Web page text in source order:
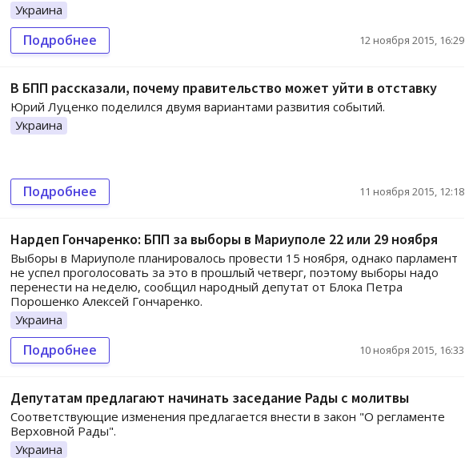
Украина
Подробнее 12 ноября 2015, 16:29
В БПП рассказали, почему правительство может уйти в отставку
Юрий Луценко поделился двумя вариантами развития событий.
Украина
Подробнее 11 ноября 2015, 12:18
Нардеп Гончаренко: БПП за выборы в Мариуполе 22 или 29 ноября
Выборы в Мариуполе планировалось провести 15 ноября, однако парламент
не успел проголосовать за это в прошлый четверг, поэтому выборы надо
перенести на неделю, сообщил народный депутат от Блока Петра
Порошенко Алексей Гончаренко.
Украина
Подробнее 10 ноября 2015, 16:33
Депутатам предлагают начинать заседание Рады с молитвы
Соответствующие изменения предлагается внести в закон "О регламенте
Верховной Рады".
Украина